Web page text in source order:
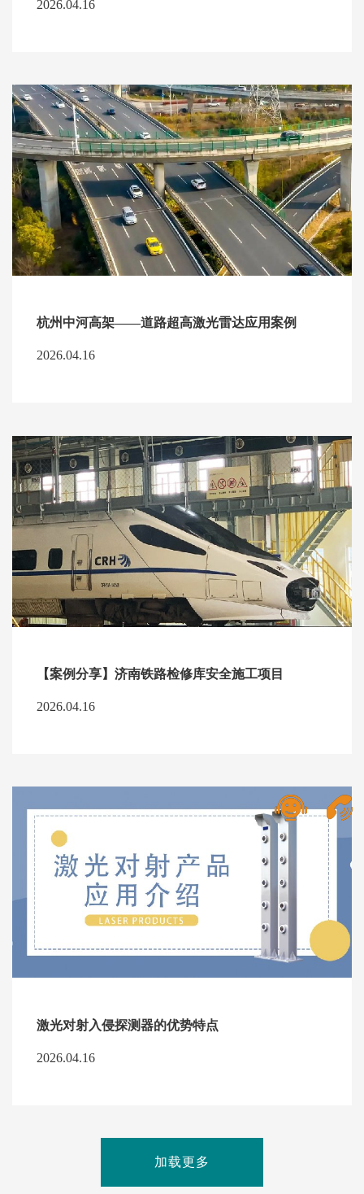
2026.04.16
杭州中河高架——道路超高激光雷达应用案例
2026.04.16
【案例分享】济南铁路检修库安全施工项目
2026.04.16
激光对射入侵探测器的优势特点
2026.04.16
加载更多